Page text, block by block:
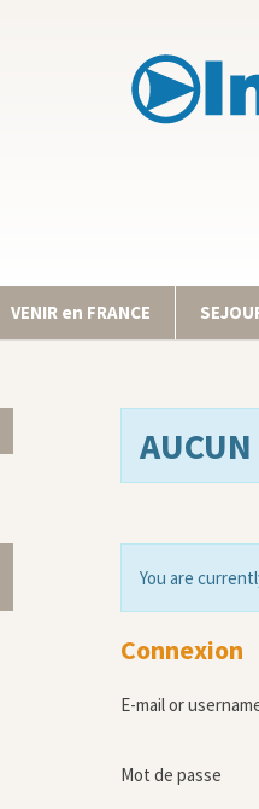
VENIR en FRANCE
You are
Connexion
E-mail or
Mot de passe